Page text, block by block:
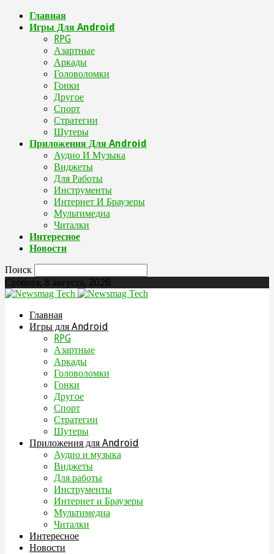
Главная
Игры Для Android
RPG
Азартные
Аркады
Головоломки
Гонки
Другое
Спорт
Стратегии
Шутеры
Приложения Для Android
Аудио И Музыка
Виджеты
Для Работы
Инструменты
Интернет И Браузеры
Мультимедиа
Читалки
Интересное
Новости
Поиск
Суббота, 8 августа, 2026
Главная
Игры для Android
RPG
Азартные
Аркады
Головоломки
Гонки
Другое
Спорт
Стратегии
Шутеры
Приложения для Android
Аудио и музыка
Виджеты
Для работы
Инструменты
Интернет и Браузеры
Мультимедиа
Читалки
Интересное
Новости